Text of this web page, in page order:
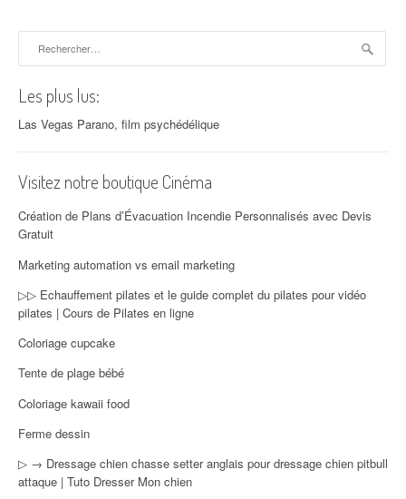
Les plus lus:
Las Vegas Parano, film psychédélique
Visitez notre boutique Cinéma
Création de Plans d’Évacuation Incendie Personnalisés avec Devis
Gratuit
Marketing automation vs email marketing
▷▷ Echauffement pilates et le guide complet du pilates pour vidéo
pilates | Cours de Pilates en ligne
Coloriage cupcake
Tente de plage bébé
Coloriage kawaii food
Ferme dessin
▷ → Dressage chien chasse setter anglais pour dressage chien pitbull
attaque | Tuto Dresser Mon chien